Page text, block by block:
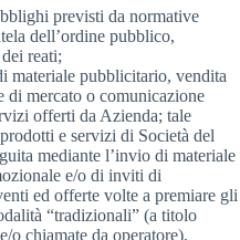
previsti da normative
dell’ordine pubblico,
reati;
materiale pubblicitario, vendita
di mercato o comunicazione
offerti da Azienda; tale
e servizi di Società del
mediante l’invio di materiale
e/o di inviti di
ed offerte volte a premiare gli
“tradizionali” (a titolo
o chiamate da operatore),